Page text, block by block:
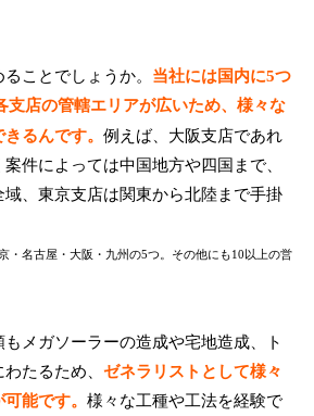
ことでしょうか。 当社には国内に5つ
支店の管轄エリアが広いため、様々な
きるんです。例えば、大阪支店であれ
件によっては中国地方や四国まで、
、東京支店は関東から北陸まで手掛
・名古屋・大阪・九州の5つ。その他にも10以上の営
メガソーラーの造成や宅地造成、ト
わたるため、ゼネラリストとして様々
可能です。様々な工種や工法を経験で